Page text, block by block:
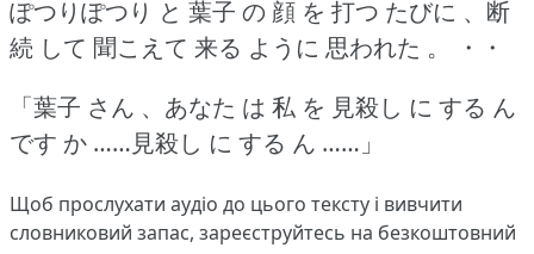
ぽつりぽつり と 葉子 の 顔 を 打つ たびに 、断
続 して 聞こえて 来る ように 思われた 。
・・
「葉子 さん 、あなた は 私 を 見殺し に する ん
です か ……見殺し に する ん ……」
Щоб прослухати аудіо до цього тексту і вивчити
словниковий запас, зареєструйтесь на безкоштовний